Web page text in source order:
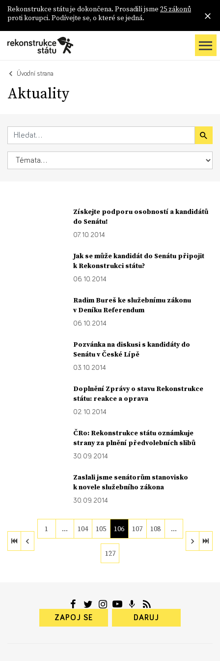
Rekonstrukce státu je dokončena. Prosadili jsme 25 zákonů
proti korupci. Podívejte se, o které se jedná.
Úvodní strana
Aktuality
Získejte podporu osobností a kandidátů
do Senátu!
07. 10. 2014
Jak se může kandidát do Senátu připojit
k Rekonstrukci státu?
06. 10. 2014
Radim Bureš ke služebnímu zákonu
v Deníku Referendum
06. 10. 2014
Pozvánka na diskusi s kandidáty do
Senátu v České Lípě
03. 10. 2014
Doplnění Zprávy o stavu Rekonstrukce
státu: reakce a oprava
02. 10. 2014
ČRo: Rekonstrukce státu oznámkuje
strany za plnění předvolebních slibů
30. 09. 2014
Zaslali jsme senátorům stanovisko
k novele služebního zákona
30. 09. 2014
1 … 104 105 106 107 108 …
127
ZAPOJ SE DARUJ